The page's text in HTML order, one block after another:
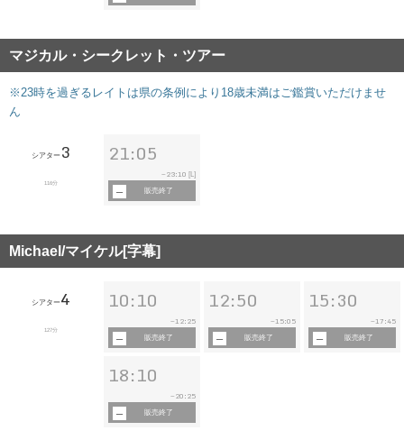
マジカル・シークレット・ツアー
※23時を過ぎるレイトは県の条例により18歳未満はご鑑賞いただけませ
ん
シアター 3
116分
21:05
~ 23:10 [L]
販売終了
Michael/マイケル[字幕]
シアター4
127分
10:10
~12:25
販売終了
12:50
~15:05
販売終了
15:30
~17:45
販売終了
18:10
~ 20:25
販売終了